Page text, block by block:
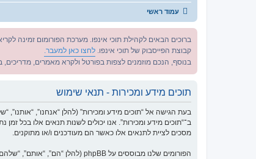
עמוד ראשי
ברוכים הבאים לקהילת תוכי אינפו. מערכת הפורומום זמינה
קבוצת הפייסבוק של תוכי אינפו. לחצו כאן למעבר.
בנוסף, הנכם מוזמנים לצפות בפורטל ולקרא מאמרים, מדריכים,
תוכים מידע ומכירות - תנאי שימוש
ב־“תוכים מידע ומכירות”. אנו יכולים לשנות תנאים אלו בכל
מסכים לציית לתנאים אלו כאשר הם מעודכנים ו/או מתוקנים.
הפורומים שלנו מבוססים על phpBB (להלן “הם”, “אותם”, “שלהם”, “מערכת phpBB”, “www.phpbb.co.il”, “קבוצת phpBB”, “צוות phpBB הישראלי”) אשר הינה מערכת בולטיין המשוחררת תחת הסכם “